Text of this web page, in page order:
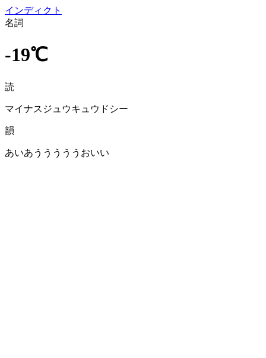
インディクト
名詞
-19℃
読
マイナスジュウキュウドシー
韻
あいあうううううおいい